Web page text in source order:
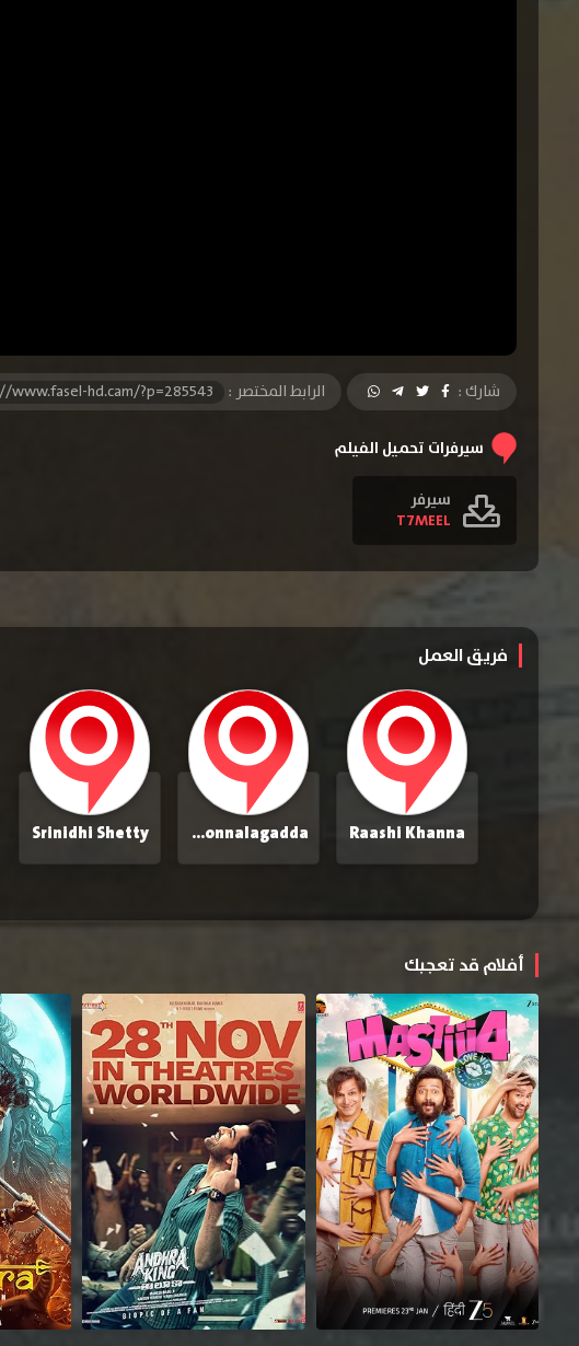
شارك : الرابط المختصر : hd.cam/?p=285543
سيرفرات تحميل الفيلم
سيرفر
T7MEEL
فريق العمل
Raashi Khanna
Sidhu Jonnalagadda
Srinidhi Shetty
أفلام قد تعجبك